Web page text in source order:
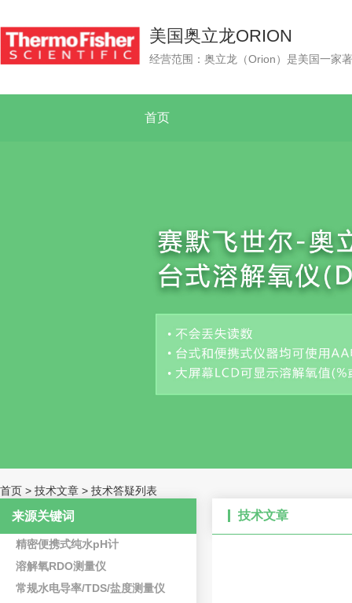
美国奥立龙ORION
首页
首页 > 技术文章 > 技术答疑列表
来源关键词
精密便携式纯水pH计
溶解氧RDO测量仪
常规水电导率/TDS/盐度测量仪
技术文章